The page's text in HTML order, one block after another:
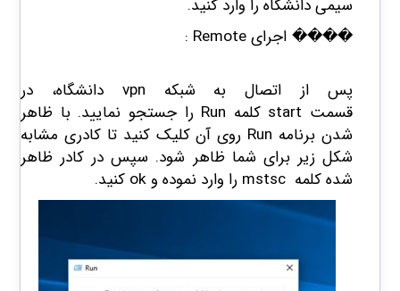
سیمی دانشگاه را وارد کنید.
���� اجرایRemote
:
پس از اتصال به شبکه vpn دانشگاه، در
قسمت start کلمه Run را جستجو نمایید. با ظاهر
شدن برنامه Run روی آن کلیک کنید تا کادری مشابه
شکل زیر برای شما ظاهر شود. سپس در کادر ظاهر
شده کلمه mstsc را وارد نموده و ok کنید.